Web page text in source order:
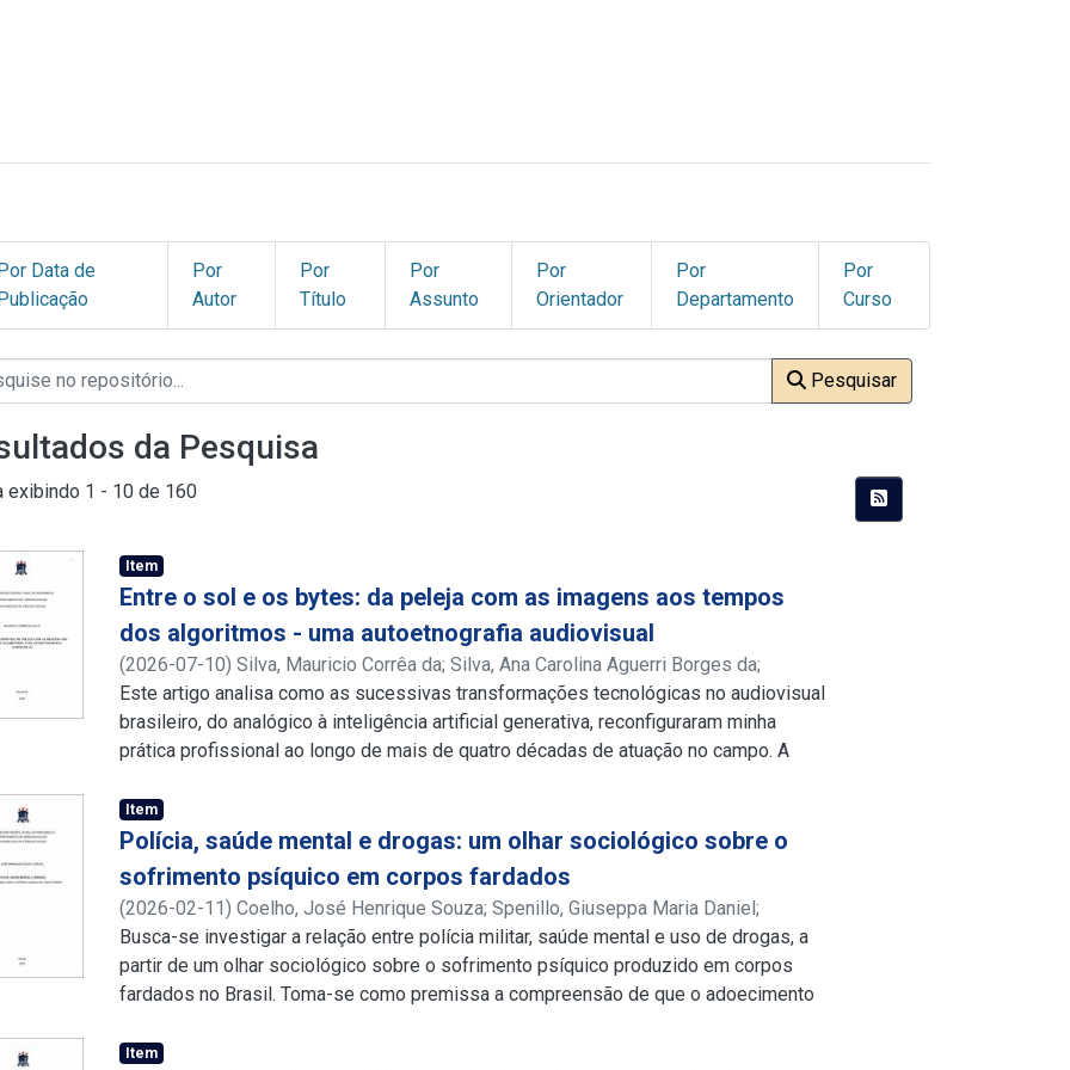
Data de
Por
Autor
Por
Título
Por
Assunto
Por
Orientador
Por
Departamento
Por
Curso
Pesquisar
da Pesquisa
exibindo 1 - 10 de 160
Item
Entre o sol e os bytes: da peleja com as imagens aos tempos
dos algoritmos - uma autoetnografia audiovisual
(2026-07-10)Silva, Mauricio Corrêa da;Silva, Ana Carolina Aguerri Borges da;
http://lattes.cnpq.br/1395434012645072
Este artigo analisa como as sucessivas transformações tecnológicas no audiovisual
brasileiro, do analógico à inteligência artificial generativa, reconfiguraram minha
prática profissional ao longo de mais de quatro décadas de atuação no campo. A
documentada, observação participante e reflexão crítica para compreender como
mudanças técnicas e econômicas alteraram modos de produção, noções de autoria e
critérios de legitimidade no audiovisual independente, especialmente no contexto
Recife/PE. Argumento que a inteligência artificial, embora se apresente como
ferramenta de otimização, amplia disputas já presentes na digitalização e na
plataformização, recolocando em novos termos a questão da autoria humana e da
soberania cultural.
Item
Polícia, saúde mental e drogas: um olhar sociológico sobre o
sofrimento psíquico em corpos fardados
(2026-02-11)Coelho, José Henrique Souza;Spenillo, Giuseppa Maria Daniel;
http://lattes.cnpq.br/4350911353530987
Busca-se investigar a relação entre polícia militar, saúde mental e uso de drogas, a
partir de um olhar sociológico sobre o sofrimento psíquico produzido em corpos
fardados no Brasil. Toma-se como premissa a compreensão de que o adoecimento
individuais ou conjunturais, mas deve ser analisado à luz das estruturas sociais,
Item